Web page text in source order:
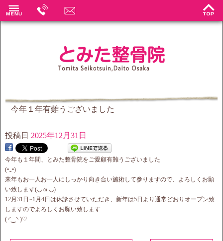
今年１年有難うございました
投稿日 2025年12月31日
今年も１年間、とみた整骨院をご愛顧有難うございました
(⁠•⁠‿⁠•⁠)
来年もお一人お一人にしっかり向き合い施術して参りますので、よろしくお願
い致します(⁠◡⁠ ⁠ω⁠ ⁠◡⁠)
12月31日~1月4日は休診させていただき、新年は5日より通常どおりオープン致
しますのでよろしくお願い致します
(⁠ ⁠◜⁠‿⁠◝⁠ ⁠)⁠♡